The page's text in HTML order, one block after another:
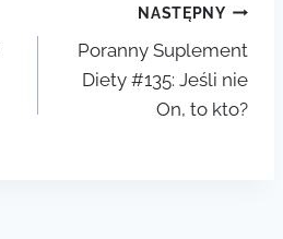
NASTĘPNY
Poranny Suplement
Diety #135: Jeśli nie
On, to kto?